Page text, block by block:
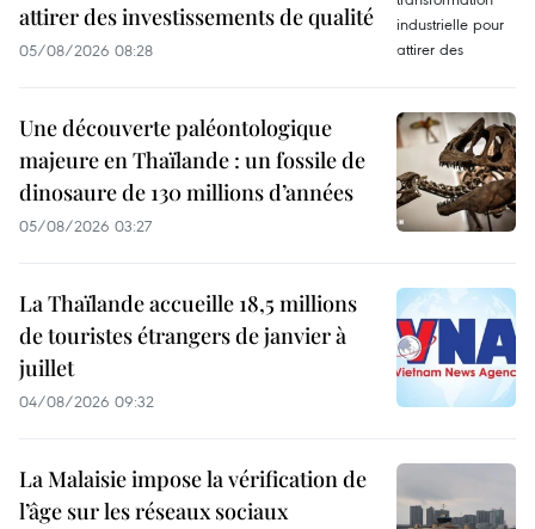
attirer des investissements de qualité
05/08/2026 08:28
Une découverte paléontologique
majeure en Thaïlande : un fossile de
dinosaure de 130 millions d’années
05/08/2026 03:27
La Thaïlande accueille 18,5 millions
de touristes étrangers de janvier à
juillet
04/08/2026 09:32
La Malaisie impose la vérification de
l’âge sur les réseaux sociaux